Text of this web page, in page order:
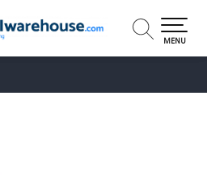
MENU